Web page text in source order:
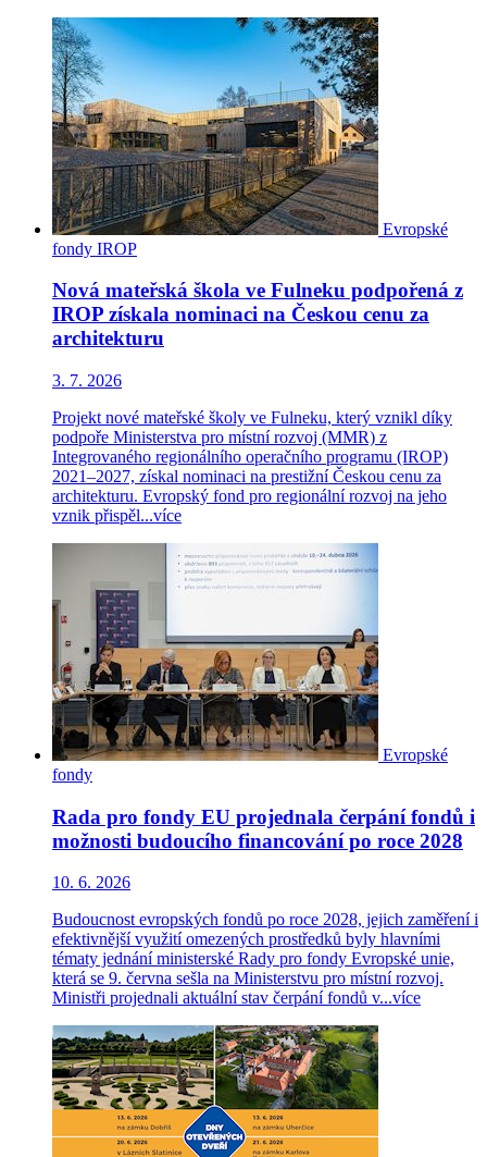
Evropské
fondy IROP
Nová mateřská škola ve Fulneku podpořená z
IROP získala nominaci na Českou cenu za
architekturu
3. 7. 2026
Projekt nové mateřské školy ve Fulneku, který vznikl díky
podpoře Ministerstva pro místní rozvoj (MMR) z
Integrovaného regionálního operačního programu (IROP)
2021–2027, získal nominaci na prestižní Českou cenu za
architekturu. Evropský fond pro regionální rozvoj na jeho
vznik přispěl...více
Evropské
fondy
Rada pro fondy EU projednala čerpání fondů i
možnosti budoucího financování po roce 2028
10. 6. 2026
Budoucnost evropských fondů po roce 2028, jejich zaměření i
efektivnější využití omezených prostředků byly hlavními
tématy jednání ministerské Rady pro fondy Evropské unie,
která se 9. června sešla na Ministerstvu pro místní rozvoj.
Ministři projednali aktuální stav čerpání fondů v...více